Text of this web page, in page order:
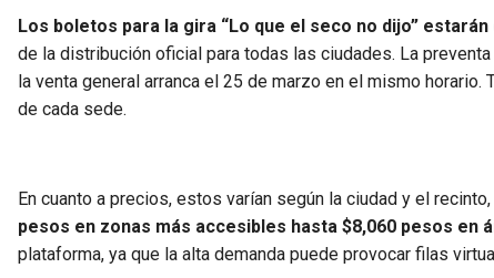
Los boletos para la gira “Lo que el seco no dijo”
de la distribución oficial para todas las ciudades. La
la venta general arranca el 25 de marzo en el mismo
de cada sede.
En cuanto a precios, estos varían según la ciudad y el recinto,
pesos en zonas más accesibles hasta $8,060 pesos en
plataforma, ya que la alta demanda puede provocar filas